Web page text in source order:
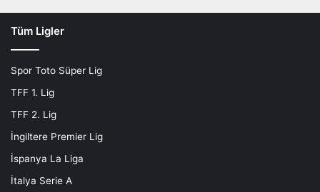
n
u
ı
l
ı
r
m
'
Tüm Ligler
Spor Toto Süper Lig
TFF 1. Lig
TFF 2. Lig
İngiltere Premier Lig
İspanya La Liga
İtalya Serie A